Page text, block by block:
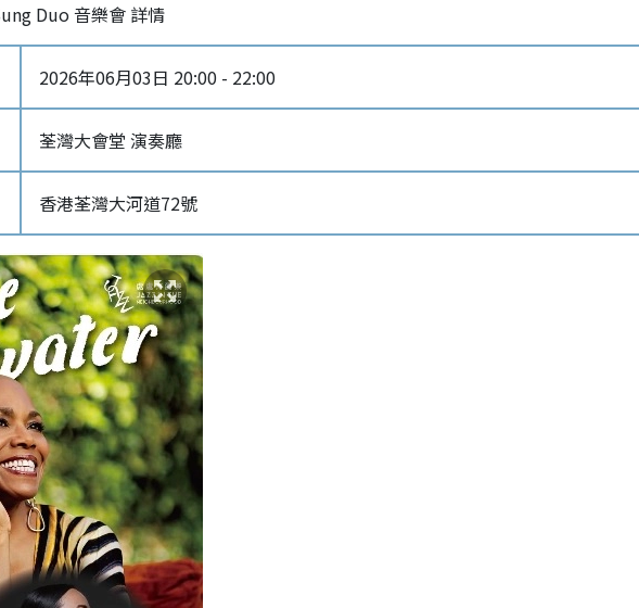
Duo 音樂會 詳情
2026年06月03日 20:00 - 22:00
荃灣大會堂 演奏廳
香港荃灣大河道72號